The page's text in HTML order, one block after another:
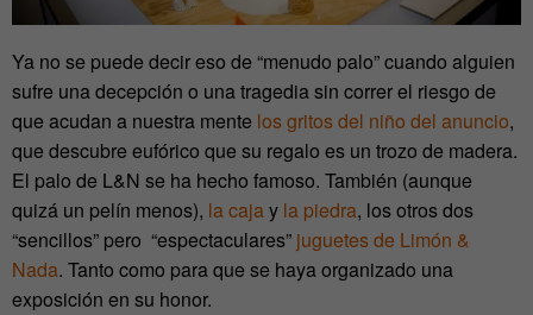
Ya no se puede decir eso de “menudo palo” cuando alguien
sufre una decepción o una tragedia sin correr el riesgo de
que acudan a nuestra mente los gritos del niño del anuncio,
que descubre eufórico que su regalo es un trozo de madera.
El palo de L&N se ha hecho famoso. También (aunque
quizá un pelín menos), la cajay la piedra, los otros dos
“sencillos” pero “espectaculares” juguetes de Limón &
Nada. Tanto como para que se haya organizado una
exposición en su honor.